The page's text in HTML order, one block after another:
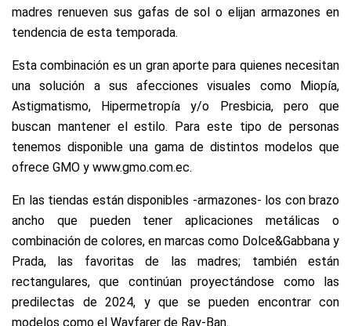
madres renueven sus gafas de sol o elijan armazones en
tendencia de esta temporada.
Esta combinación es un gran aporte para quienes necesitan
una solución a sus afecciones visuales como Miopía,
Astigmatismo, Hipermetropía y/o Presbicia, pero que
buscan mantener el estilo. Para este tipo de personas
tenemos disponible una gama de distintos modelos que
ofrece GMO y www.gmo.com.ec.
En las tiendas están disponibles -armazones- los con brazo
ancho que pueden tener aplicaciones metálicas o
combinación de colores, en marcas como Dolce&Gabbana y
Prada, las favoritas de las madres; también están
rectangulares, que continúan proyectándose como las
predilectas de 2024, y que se pueden encontrar con
modelos como el Wayfarer de Ray-Ban.